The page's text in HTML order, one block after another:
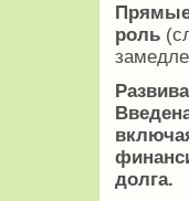
Прямые
роль
долга.